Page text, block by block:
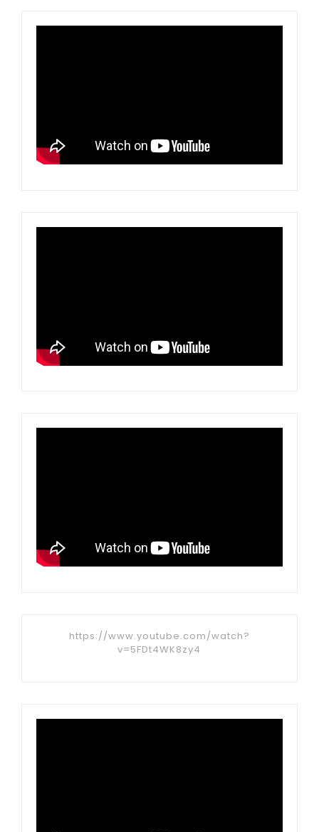
https://www.youtube.com/watch?
v=5FDt4WK8zy4